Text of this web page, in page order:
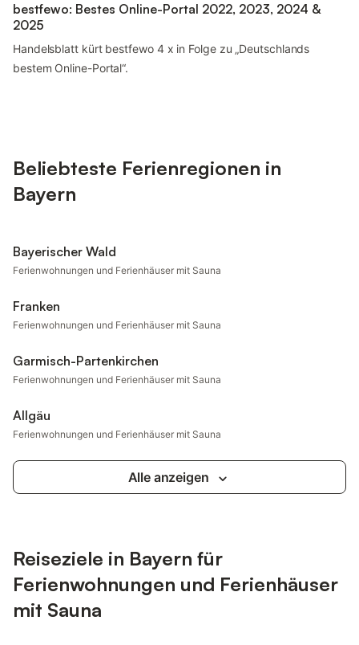
bestfewo: Bestes Online-Portal 2022, 2023, 2024 &
2025
Handelsblatt kürt bestfewo 4 x in Folge zu „Deutschlands
bestem Online-Portal“.
Beliebteste Ferienregionen in
Bayern
Bayerischer Wald
Ferienwohnungen und Ferienhäuser mit Sauna
Franken
Ferienwohnungen und Ferienhäuser mit Sauna
Garmisch-Partenkirchen
Ferienwohnungen und Ferienhäuser mit Sauna
Allgäu
Ferienwohnungen und Ferienhäuser mit Sauna
Alle anzeigen
Reiseziele in Bayern für
Ferienwohnungen und Ferienhäuser
mit Sauna